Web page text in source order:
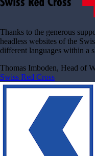
Thanks to the generous
headless websites of the
different languages within a
Thomas Imboden, Head of
Swiss Red Cross